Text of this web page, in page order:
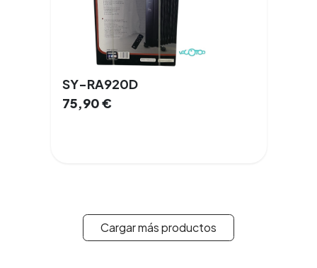
SY-RA920D
75,90€
Cargar más productos